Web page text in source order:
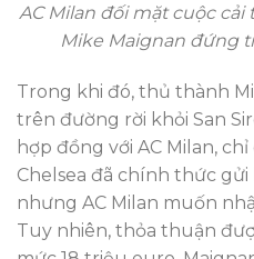
AC Milan đối mặt cuộc cải
Mike Maignan đứng
Trong khi đó, thủ thành
trên đường rời khỏi San
hợp đồng với AC Milan,
Chelsea đã chính thức
nhưng AC Milan muốn
Tuy nhiên, thỏa thuận